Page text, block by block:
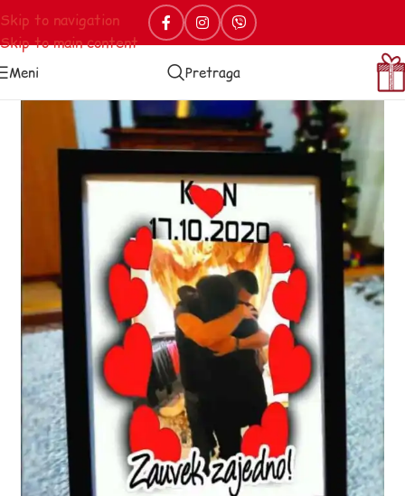
Skip to navigation
Skip to main content
Meni Pretraga